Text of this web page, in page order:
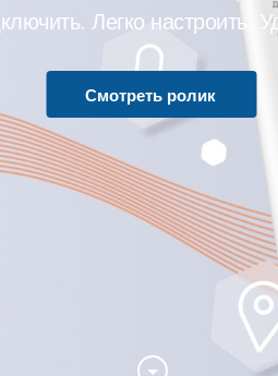
Легко настроить.
Смотреть ролик